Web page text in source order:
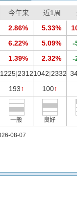
今年来
2.86%
6.22%
1.39%
1225|2312
193 ↑
一般
近1周
5.33%
5.09%
2.32%
1042|2332
100↑
良好
-
-
08-07